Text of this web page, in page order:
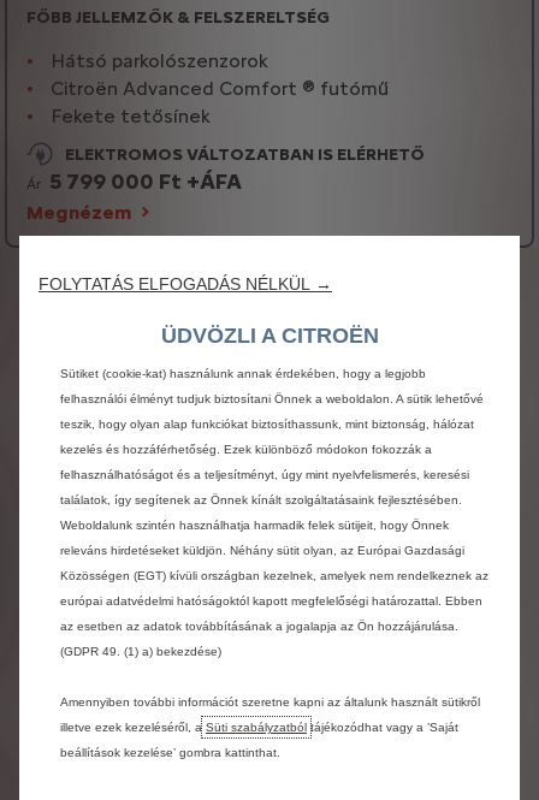
FŐBB JELLEMZŐK & FELSZERELTSÉG
Hátsó parkolószenzorok
Citroën Advanced Comfort ® futómű
Fekete tetősínek
ELEKTROMOS VÁLTOZATBAN IS ELÉRHETŐ
Ár 5 799 000 Ft +ÁFA
Megnézem
Figyelem
weboldalon szereplő
információk
tájékoztató jellegűek és a közzétételük idejében
érvényes
technikai információkon alapszanak. A
tökéletesítése
bármikor
adatokat, felszereltséget, az opciókat, a színeket és
az árakat, valamint a bemutatott felszereléseket és
tartozékokat. A jelenleg rendelkezésre álló
fotóeljárások nem teszik lehetővé a színárnyalatok
tökéletes megjelenítését. megjelenített
nettó
található segítségével válthat
konfigurátor használata következésképp általános
információkkal szolgál, így nem tekinthető
szerződés hivatalos alapjának. Pontosabb és
bővebb felvilágosítás
márkakereskedőjéhez.
A feltüntetett üzemanyag-fogyasztási
FOLYTATÁS ELFOGADÁS NÉLKÜL →
ÜDVÖZLI A CITROËN
Sütiket (cookie-kat) használunk annak érdekében, hogy a legjobb
felhasználói élményt tudjuk biztosítani Önnek a weboldalon. A sütik lehetővé
teszik, hogy olyan alap funkciókat biztosíthassunk, mint biztonság, hálózat
kezelés és hozzáférhetőség. Ezek különböző módokon fokozzák a
felhasználhatóságot és a teljesítményt, úgy mint nyelvfelismerés, keresési
találatok, így segítenek az Önnek kínált szolgáltatásaink fejlesztésében.
Weboldalunk szintén használhatja harmadik felek sütijeit, hogy Önnek
releváns hirdetéseket küldjön. Néhány sütit olyan, az Európai Gazdasági
Közösségen (EGT) kívüli országban kezelnek, amelyek nem rendelkeznek az
európai adatvédelmi hatóságoktól kapott megfelelőségi határozattal. Ebben
az esetben az adatok továbbításának a jogalapja az Ön hozzájárulása.
(GDPR 49. (1) a) bekezdése)
Amennyiben további információt szeretne kapni az általunk használt sütikről
illetve ezek kezeléséről, a Süti szabályzatból tájékozódhat vagy a ’Saját
beállítások kezelése’ gombra kattinthat.